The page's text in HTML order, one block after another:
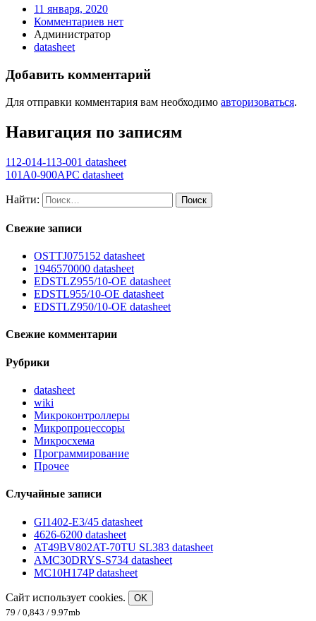
11 января, 2020
Комментариев нет
Администратор
datasheet
Добавить комментарий
Для отправки комментария вам необходимо авторизоваться.
Навигация по записям
112-014-113-001 datasheet
101A0-900APC datasheet
Найти:
Свежие записи
OSTTJ075152 datasheet
1946570000 datasheet
EDSTLZ955/10-OE datasheet
EDSTL955/10-OE datasheet
EDSTLZ950/10-OE datasheet
Свежие комментарии
Рубрики
datasheet
wiki
Микроконтроллеры
Микропроцессоры
Микросхема
Программирование
Прочее
Случайные записи
GI1402-E3/45 datasheet
4626-6200 datasheet
AT49BV802AT-70TU SL383 datasheet
AMC30DRYS-S734 datasheet
MC10H174P datasheet
Сайт использует cookies.
OK
79 / 0,843 / 9.97mb